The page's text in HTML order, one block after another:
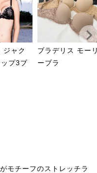
ジャク
プ3ブ
ブラデリス モー
ーブラ
モチーフのストレッチラ